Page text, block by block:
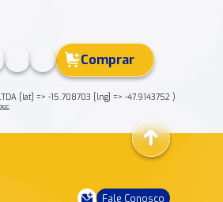
Comprar
[lat] => -15.708703 [lng] => -47.9143752 )
Fale Conosco